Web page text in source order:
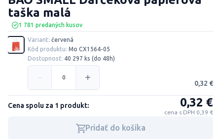
1 781 predaných kusov
taška malá
Variant: červená
Kód produktu: Mo CX1564-05
Dostupnosť: 40 297 ks (do 48h)
0,32 €
Cena spolu za 1 produkt: 0,32 €
cena s DPH 0,39 €
Pridať do košíka